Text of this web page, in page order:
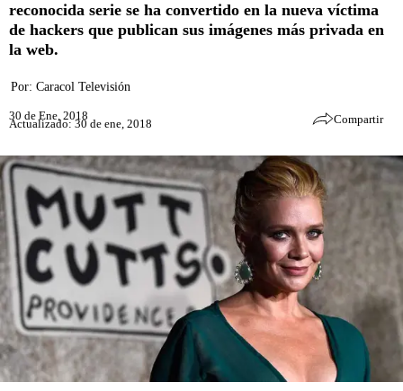
reconocida serie se ha convertido en la nueva víctima
de hackers que publican sus imágenes más privada en
la web.
Por: Caracol Televisión
30 de Ene, 2018
Actualizado: 30 de ene, 2018 Compartir